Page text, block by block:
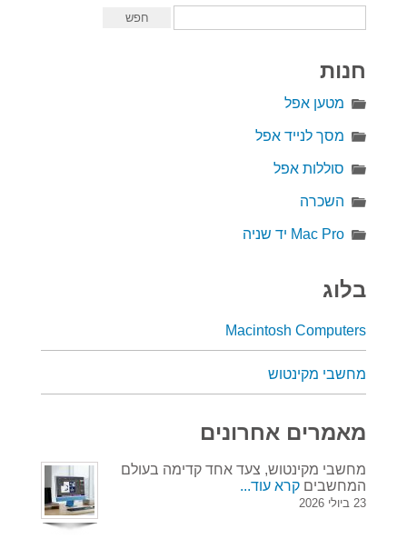
חנות
מטען אפל
מסך לנייד אפל
סוללות אפל
השכרה
Mac Pro יד שניה
בלוג
Macintosh Computers
מחשבי מקינטוש
מאמרים אחרונים
מחשבי מקינטוש, צעד אחד קדימה בעולם
המחשבים קרא עוד...
23 ביולי 2026